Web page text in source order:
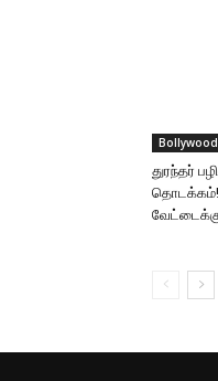
Bollywood
துரந்தர்
தொடக்கம்!